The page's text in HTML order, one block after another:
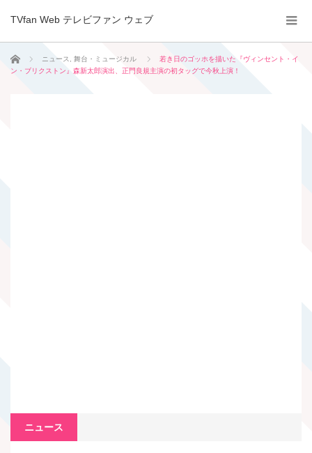
TVfan Web テレビファン ウェブ
ホーム ニュース 舞台・ミュージカル
若き日のゴッホを描いた『ヴィンセント・イ
ン・ブリクストン』森新太郎演出、正門良規主演の初タッグで今秋上演！
ニュース